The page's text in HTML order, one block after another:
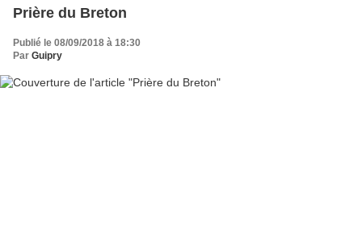
Prière du Breton
Publié le 08/09/2018 à 18:30
Par Guipry